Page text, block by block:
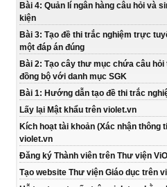
Bài 4: Quản lí ngân hàng câu hỏi và
kiện
Bài 3: Tạo đề thi trắc nghiệm trực
một đáp án đúng
Bài 2: Tạo cây thư mục chứa câu hỏi
đồng bộ với danh mục SGK
Bài 1: Hướng dẫn tạo đề thi trắc
Lấy lại Mật khẩu trên violet.vn
Kích hoạt tài khoản (Xác nhận thông
violet.vn
Đăng ký Thành viên trên Thư viện
Tạo website Thư viện Giáo dục trên